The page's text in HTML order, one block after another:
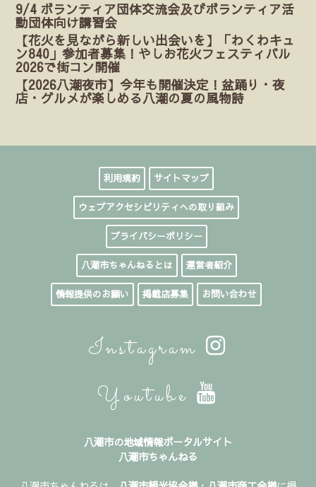
9/4 ボランティア団体交流会及びボランティア活
動団体向け講習会
【花火を見ながら新しい出会いを】「わくわキュ
ン840」参加者募集！やしお花火フェスティバル
2026で街コン開催
【2026八潮夜市】今年も開催決定！盆踊り・夜
店・グルメが楽しめる八潮の夏の風物詩
利用規約 サイトマップ
ウェブアクセシビリティへの取り組み
プライバシーポリシー
八潮市ちゃんねるとは 運営者紹介
情報提供のお願い 掲載店募集 お問い合わせ
Instagram
Youtube
八潮市の地域情報ポータルサイト
八潮市ちゃんねる